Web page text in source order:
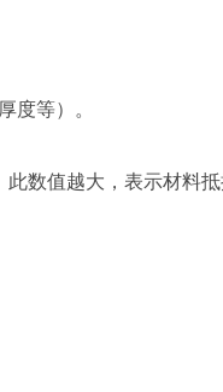
度等）。
数值越大，表示材料